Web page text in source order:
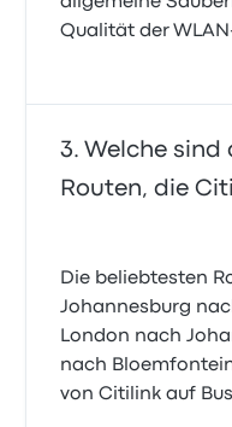
Qualität der
Welche sind
Routen, die
Die beliebtesten
Johannesburg
London nach
nach
von Citilink auf